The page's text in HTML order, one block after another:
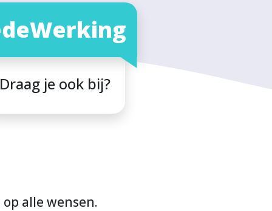
je ook bij?
alle wensen.